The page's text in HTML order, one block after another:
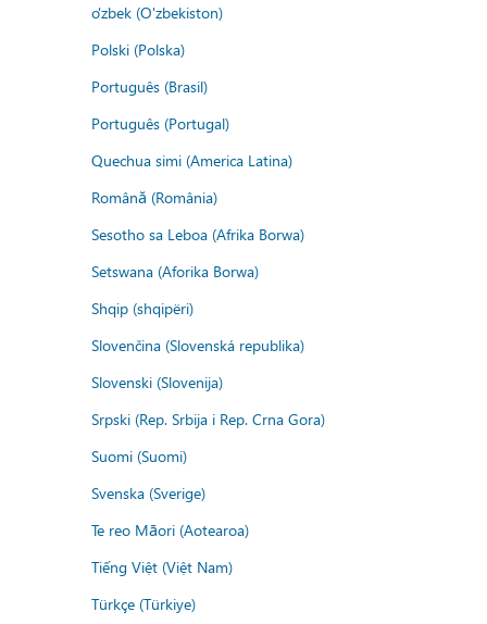
o'zbek (O'zbekiston)
Polski (Polska)
Português (Brasil)
Português (Portugal)
Quechua simi (America Latina)
Română (România)
Sesotho sa Leboa (Afrika Borwa)
Setswana (Aforika Borwa)
Shqip (shqipëri)
Slovenčina (Slovenská republika)
Slovenski (Slovenija)
Srpski (Rep. Srbija i Rep. Crna Gora)
Suomi (Suomi)
Svenska (Sverige)
Te reo Māori (Aotearoa)
Tiếng Việt (Việt Nam)
Türkçe (Türkiye)